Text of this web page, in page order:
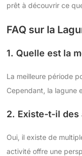
prêt à découvrir ce
FAQ sur la
1. Quelle est la
La meilleure période
Cependant, la lagune
2. Existe-t-il des
Oui, il existe de
activité offre une